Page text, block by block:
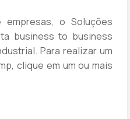
empresas, o Soluções
business to business
Para realizar um
clique em um ou mais